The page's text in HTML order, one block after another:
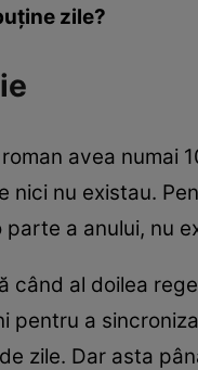
zile?
avea numai
nici nu existau.
a anului, nu
al doilea
pentru a
zile. Dar asta